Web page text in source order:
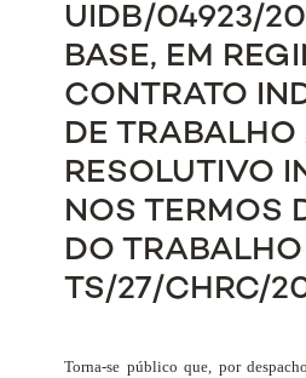
UIDB/04923/
BASE, EM
CONTRATO
DE TRABALHO
RESOLUTIVO
NOS TERMOS
DO
TS/27/CHRC/
Torna-se público que, por